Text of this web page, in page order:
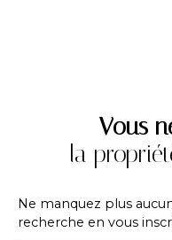
Vous
la
Ne manquez plus
recherche en vous